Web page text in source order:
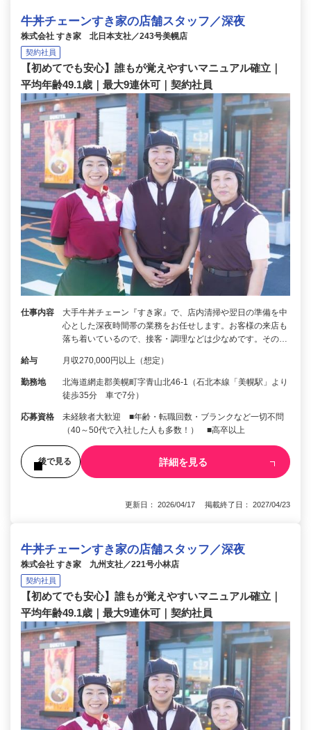
牛丼チェーンすき家の店舗スタッフ／深夜
株式会社 すき家 北日本支社／243号美幌店
契約社員
【初めてでも安心】誰もが覚えやすいマニュアル確立｜
平均年齢49.1歳｜最大9連休可｜契約社員
仕事内容
大手牛丼チェーン『すき家』で、店内清掃や翌日の準備を中
心とした深夜時間帯の業務をお任せします。お客様の来店も
落ち着いているので、接客・調理などは少なめです。その…
給与 月収270,000円以上（想定）
勤務地
北海道網走郡美幌町字青山北46-1（石北本線「美幌駅」より
徒歩35分 車で7分）
応募資格
未経験者大歓迎 ■年齢・転職回数・ブランクなど一切不問
（40～50代で入社した人も多数！） ■高卒以上
後で見る 詳細を見る
更新日： 2026/04/17 掲載終了日： 2027/04/23
牛丼チェーンすき家の店舗スタッフ／深夜
株式会社 すき家 九州支社／221号小林店
契約社員
【初めてでも安心】誰もが覚えやすいマニュアル確立｜
平均年齢49.1歳｜最大9連休可｜契約社員